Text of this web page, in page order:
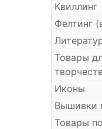
Квиллинг
Фелтинг
Товары
Иконы
Вышивки
Товары